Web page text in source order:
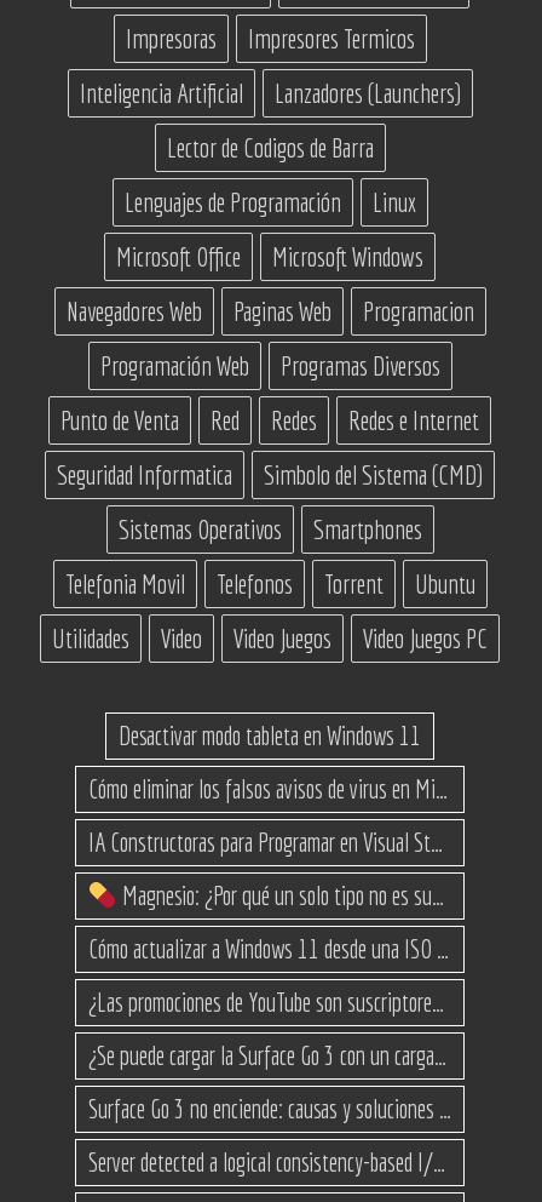
Impresoras
Impresores Termicos
Inteligencia Artificial
Lanzadores (Launchers)
Lector de Codigos de Barra
Lenguajes de Programación
Linux
Microsoft Office
Microsoft Windows
Navegadores Web
Paginas Web
Programacion
Programación Web
Programas Diversos
Punto de Venta
Red Redes
Redes e Internet
Seguridad Informatica
Simbolo del Sistema (CMD)
Sistemas Operativos
Smartphones
Telefonia Movil
Telefonos Torrent
Ubuntu
Utilidades
Video Video Juegos Video Juegos PC
Desactivar modo tableta en Windows 11
Magnesio: ¿Por qué un solo tipo no es suficiente? (Guía de variantes)